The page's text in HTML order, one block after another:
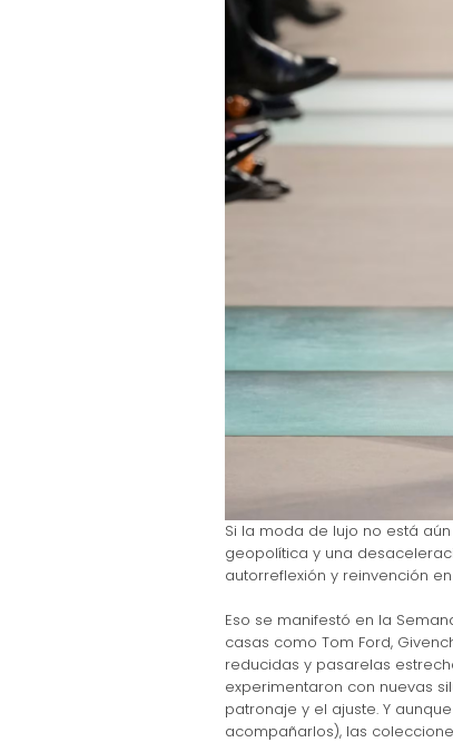
Si la moda de lujo no está
geopolítica y una
autorreflexión y reinvención
Eso se manifestó en la
casas como Tom Ford,
reducidas y pasarelas
experimentaron con nuevas
patronaje y el ajuste. Y
acompañarlos), las